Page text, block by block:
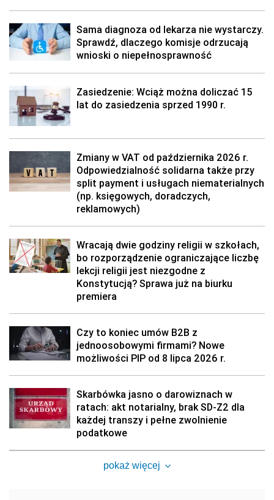
Sama diagnoza od lekarza nie wystarczy.
Sprawdź, dlaczego komisje odrzucają
wnioski o niepełnosprawność
Zasiedzenie: Wciąż można doliczać 15
lat do zasiedzenia sprzed 1990 r.
Zmiany w VAT od października 2026 r.
Odpowiedzialność solidarna także przy
split payment i usługach niematerialnych
(np. księgowych, doradczych,
reklamowych)
Wracają dwie godziny religii w szkołach,
bo rozporządzenie ograniczające liczbę
lekcji religii jest niezgodne z
Konstytucją? Sprawa już na biurku
premiera
Czy to koniec umów B2B z
jednoosobowymi firmami? Nowe
możliwości PIP od 8 lipca 2026 r.
Skarbówka jasno o darowiznach w
ratach: akt notarialny, brak SD-Z2 dla
każdej transzy i pełne zwolnienie
podatkowe
pokaż więcej